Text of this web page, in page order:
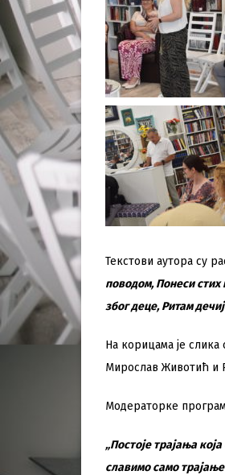
Текстови аутора су
поводом, Понеси стих
због деце, Ритам
На корицама је
Мирослав Животић и
Модераторке
„Постоје трајања
славимо само